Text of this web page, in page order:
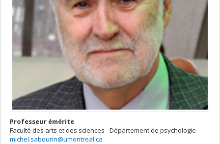
Professeur émérite
Faculté des arts et des sciences - Département de psychologie
michel.sabourin@umontreal.ca